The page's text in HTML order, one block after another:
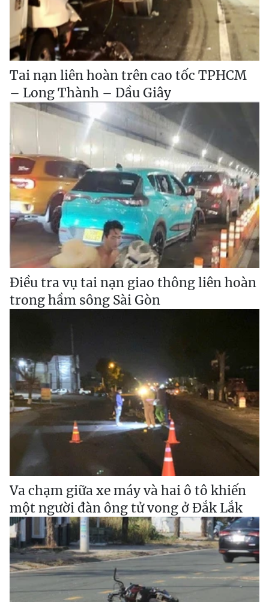
Tai nạn liên hoàn trên cao tốc TPHCM
– Long Thành – Dầu Giây
Điều tra vụ tai nạn giao thông liên hoàn
trong hầm sông Sài Gòn
Va chạm giữa xe máy và hai ô tô khiến
một người đàn ông tử vong ở Đắk Lắk